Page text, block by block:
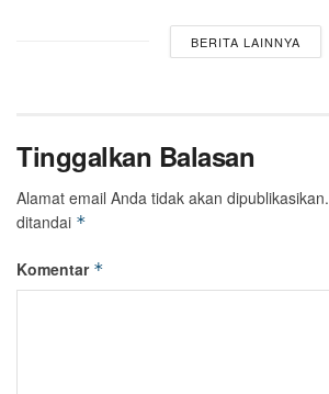
BERITA LAINNYA
Tinggalkan Balasan
Alamat email Anda tidak akan dipublikasikan.
ditandai *
Komentar *